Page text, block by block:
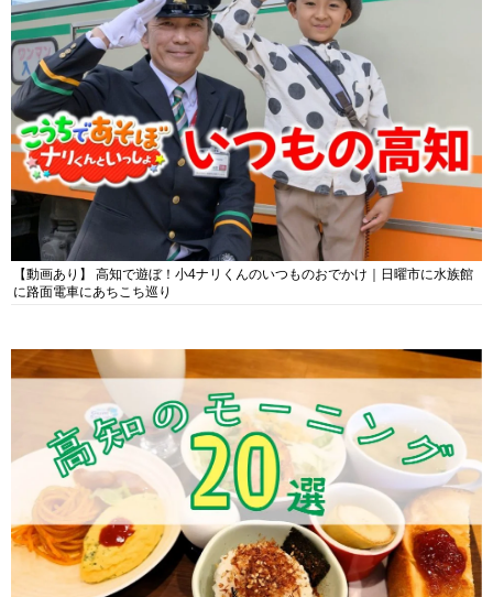
【動画あり】 高知で遊ぼ！小4ナリくんのいつものおでかけ｜日曜市に水族館
に路面電車にあちこち巡り